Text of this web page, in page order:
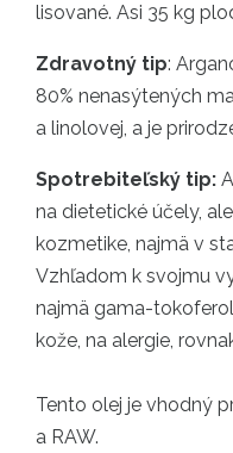
lisované. Asi 35 kg
Zdravotný tip:
80% nenasýtených
a linolovej, a je
Spotrebiteľský tip:
na dietetické účely,
kozmetike, najmä v
Vzhľadom k svojmu
najmä gama-
kože, na alergie,
Tento olej je vhodný
a RAW.